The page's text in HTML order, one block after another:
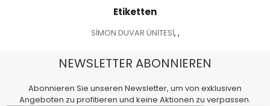
Etiketten
SİMON DUVAR ÜNİTESİ, ,
NEWSLETTER ABONNIEREN
Abonnieren Sie unseren Newsletter, um von exklusiven
Angeboten zu profitieren und keine Aktionen zu verpassen.